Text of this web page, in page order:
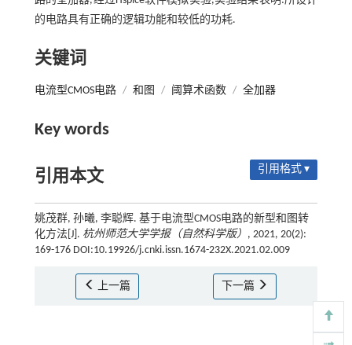
的电路具有正确的逻辑功能和较低的功耗.
关键词
电流型CMOS电路 / 和图 / 阈算术函数 / 全加器
Key words
引用本文 引用格式 ▾
姚茂群, 孙曦, 李聪辉. 基于电流型CMOS电路的新型和图转
化方法[J]. 杭州师范大学学报（自然科学版） , 2021, 20(2):
169-176 DOI:10.19926/j.cnki.issn.1674-232X.2021.02.009
上一篇 下一篇